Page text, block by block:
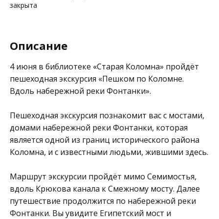
закрыта
Описание
4 июня в библиотеке «Старая Коломна» пройдёт
пешеходная экскурсия «Пешком по Коломне.
Вдоль набережной реки Фонтанки».
Пешеходная экскурсия познакомит вас с мостами,
домами набережной реки Фонтанки, которая
является одной из границ исторического района
Коломна, и с известными людьми, жившими здесь.
Маршрут экскурсии пройдёт мимо Семимостья,
вдоль Крюкова канала к Смежному мосту. Далее
путешествие продолжится по набережной реки
Фонтанки. Вы увидите Египетский мост и